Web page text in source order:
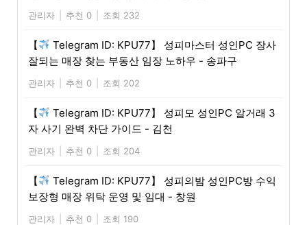
관리자 추천 0 조회 232
【
Telegram ID: KPU77】 성피마스터 성인PC 장사
잘되는 매장 찾는 부동산 임장 노하우 - 송파구
관리자 추천 0 조회 202
【
Telegram ID: KPU77】 성피모 성인PC 알거래 3
자 사기 완벽 차단 가이드 - 김천
관리자 추천 0 조회 204
【
Telegram ID: KPU77】 성피의밤 성인PC방 수익
보장형 매장 위탁 운영 및 임대 - 창원
관리자 추천 0 조회 190